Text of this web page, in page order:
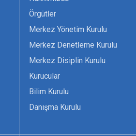
Örgütler
Merkez Yönetim Kurulu
Merkez Denetleme Kurulu
Merkez Disiplin Kurulu
Kurucular
Bilim Kurulu
Danışma Kurulu